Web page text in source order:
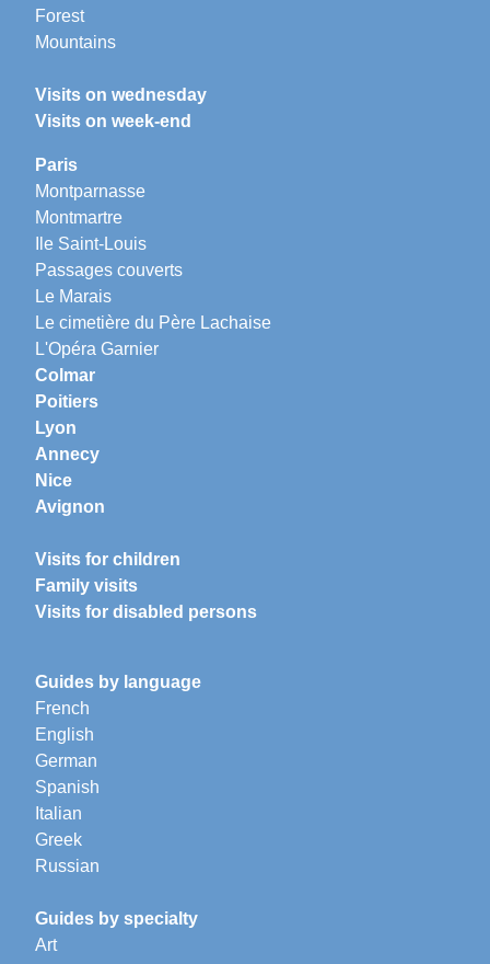
Forest
Mountains
Visits on wednesday
Visits on week-end
Paris
Montparnasse
Montmartre
Ile Saint-Louis
Passages couverts
Le Marais
Le cimetière du Père Lachaise
L'Opéra Garnier
Colmar
Poitiers
Lyon
Annecy
Nice
Avignon
Visits for children
Family visits
Visits for disabled persons
Guides by language
French
English
German
Spanish
Italian
Greek
Russian
Guides by specialty
Art